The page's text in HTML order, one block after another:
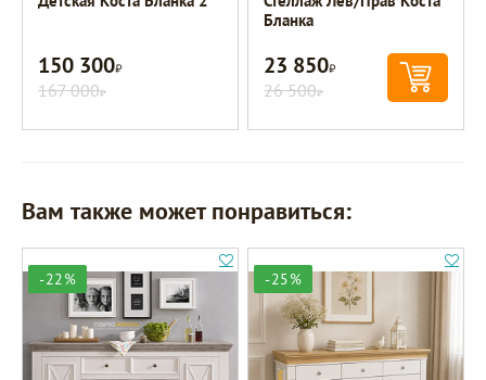
150 300Р
167 000Р
Бланка
23 850Р
26 500Р
Вам также может понравиться:
-22% -25%